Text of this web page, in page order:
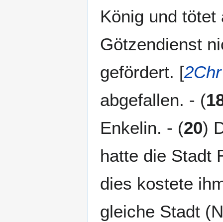
König und
Götzendienst
gefördert. [
abgefallen. - (
Enkelin. - (20)
hatte die Stadt
dies kostete
gleiche Stadt